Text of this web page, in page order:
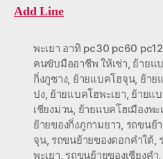
Add Line
พะเยา อาทิ pc30 pc60
คนขับมืออาชีพ ให้เช่า, ย้ายแ
กิ่งภูซาง, ย้ายแบคโฮจุน, ย้าย
ปง, ย้ายแบคโฮพะเยา, ย้ายแ
เชียงม่วน, ย้ายแบคโฮเมืองพะ
ย้ายของกิ่งภูกามยาว, รถขนย้
จุน, รถขนย้ายของดอกคำใต้,
พะเยา, รถขนย้ายของเชียงคำ,